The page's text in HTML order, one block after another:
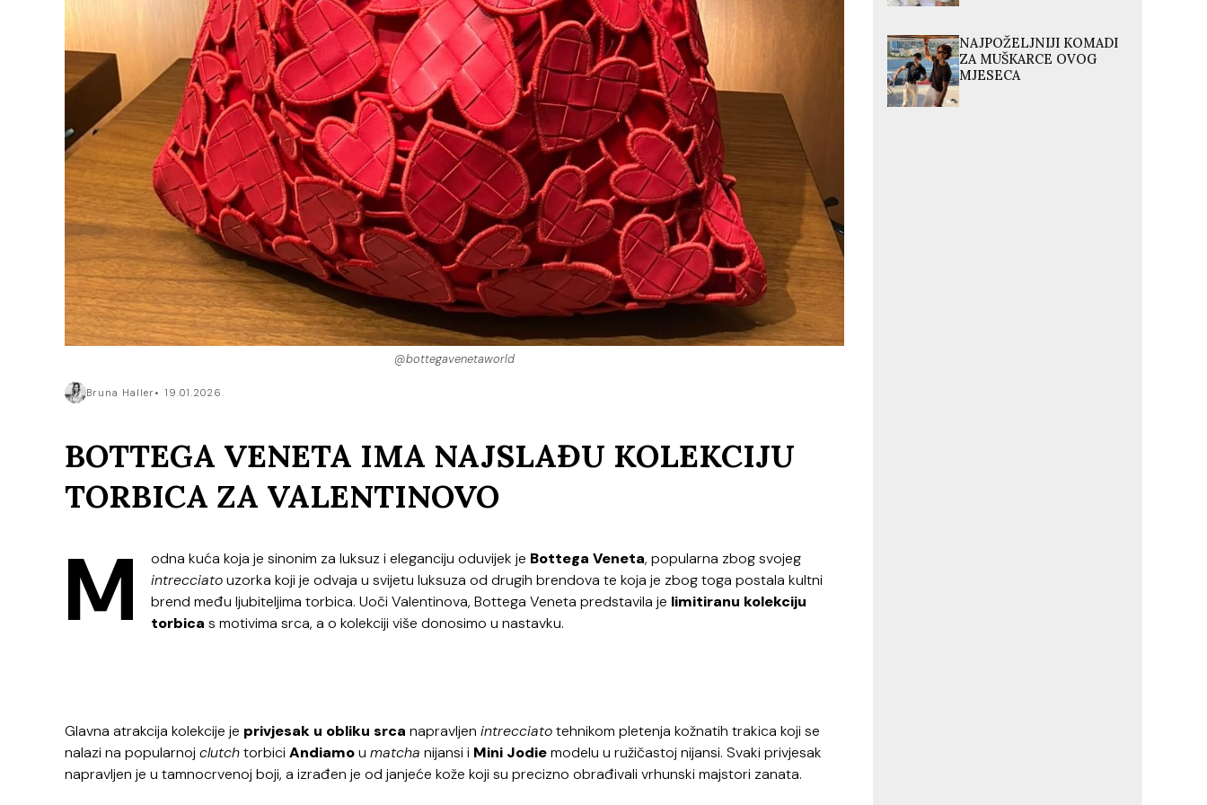
@bottegavenetaworld
Bruna Haller 19.01.2026.
BOTTEGA VENETA IMA NAJSLAĐU KOLEKCIJU
TORBICA ZA VALENTINOVO
M odna kuća koja je sinonim za luksuz i eleganciju oduvijek je Bottega Veneta, popularna zbog svojeg
intrecciatouzorka koji je odvaja u svijetu luksuza od drugih brendova te koja je zbog toga postala kultni
brend među ljubiteljima torbica. Uoči Valentinova, Bottega Veneta predstavila je limitiranu kolekciju
torbica s motivima srca, a o kolekciji više donosimo u nastavku.
Glavna atrakcija kolekcije je privjesak u obliku srca napravljen intrecciatotehnikom pletenja kožnatih trakica koji se
nalazi na popularnoj clutchtorbici Andiamou matcha nijansi i Mini Jodiemodelu u ružičastoj nijansi. Svaki privjesak
napravljen je u tamnocrvenoj boji, a izrađen je od janjeće kože koji su precizno obrađivali vrhunski majstori zanata.
NAJPOŽELJNIJI KOMADI
ZA MUŠKARCE OVOG
MJESECA